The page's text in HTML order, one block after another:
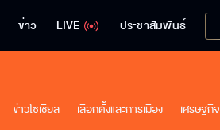
ข่าว LIVE ประชาสัมพันธ์
ข่าวโซเชียล เลือกตั้งและการเมือง เศรษฐกิจ